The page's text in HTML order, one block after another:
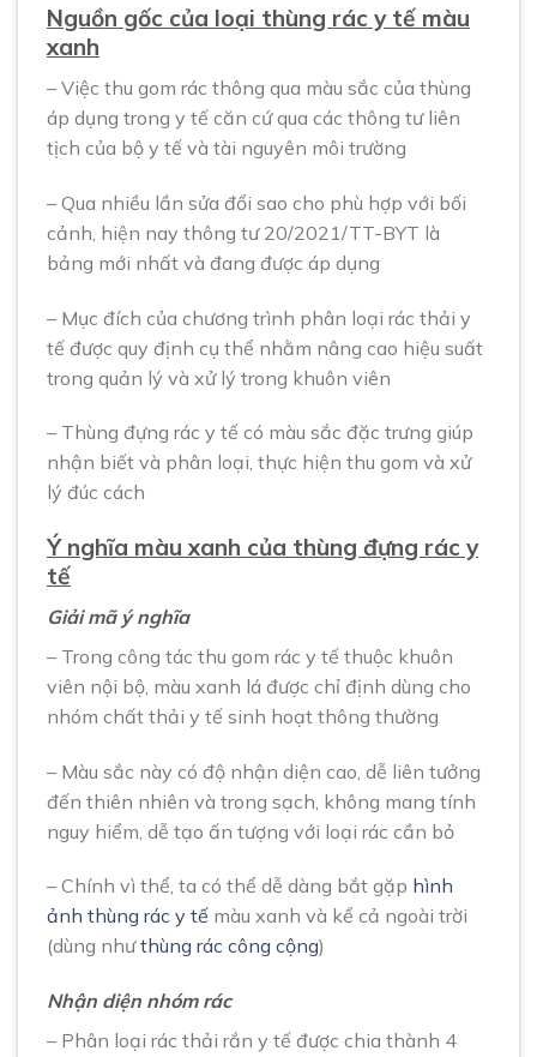
Nguồn gốc của loại thùng rác y tế màu
xanh
– Việc thu gom rác thông qua màu sắc của thùng
áp dụng trong y tế căn cứ qua các thông tư liên
tịch của bộ y tế và tài nguyên môi trường
– Qua nhiều lần sửa đổi sao cho phù hợp với bối
cảnh, hiện nay thông tư 20/2021/TT-BYT là
bảng mới nhất và đang được áp dụng
– Mục đích của chương trình phân loại rác thải y
tế được quy định cụ thể nhằm nâng cao hiệu suất
trong quản lý và xử lý trong khuôn viên
– Thùng đựng rác y tế có màu sắc đặc trưng giúp
nhận biết và phân loại, thực hiện thu gom và xử
lý đúc cách
Ý nghĩa màu xanh của thùng đựng rác y
tế
Giải mã ý nghĩa
– Trong công tác thu gom rác y tế thuộc khuôn
viên nội bộ, màu xanh lá được chỉ định dùng cho
nhóm chất thải y tế sinh hoạt thông thường
– Màu sắc này có độ nhận diện cao, dễ liên tưởng
đến thiên nhiên và trong sạch, không mang tính
nguy hiểm, dễ tạo ấn tượng với loại rác cần bỏ
– Chính vì thể, ta có thể dễ dàng bắt gặp hình
ảnh thùng rác y tế màu xanh và kể cả ngoài trời
(dùng nhưthùng rác công cộng)
Nhận diện nhóm rác
– Phân loại rác thải rắn y tế được chia thành 4